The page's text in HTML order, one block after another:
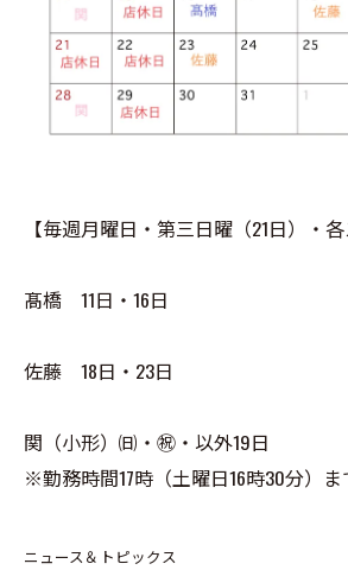
【毎週月曜日・第三日曜（21日）・各
髙橋 11日・16日
佐藤 18日・23日
関（小形）㈰・㊗・以外19日
※勤務時間17時（土曜日16時30分）ま
ニュース＆トピックス